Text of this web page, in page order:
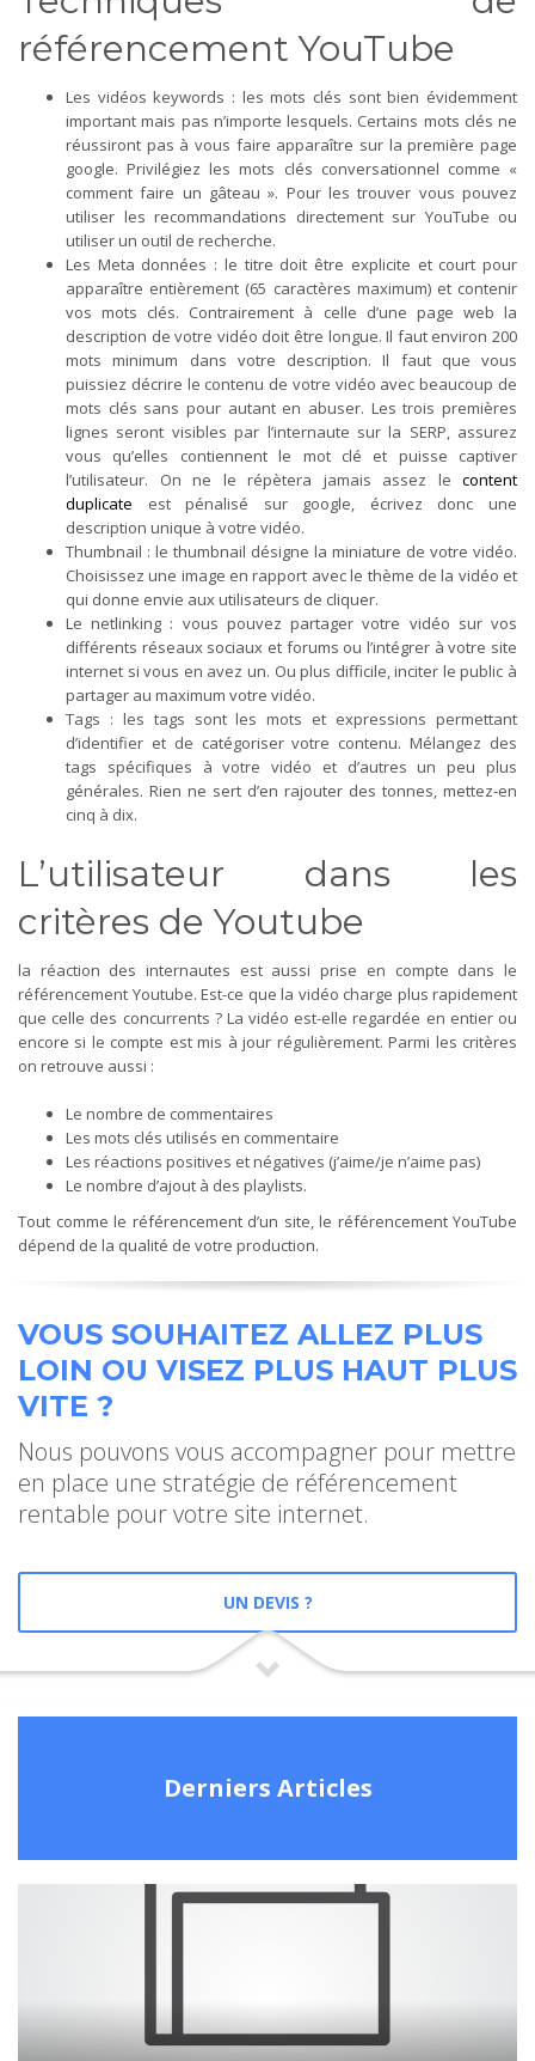
référencement YouTube
Les vidéos keywords : les mots clés sont bien évidemment
important mais pas n’importe lesquels. Certains mots clés ne
réussiront pas à vous faire apparaître sur la première page
google. Privilégiez les mots clés conversationnel comme «
comment faire un gâteau ». Pour les trouver vous pouvez
utiliser les recommandations directement sur YouTube ou
utiliser un outil de recherche.
Les Meta données : le titre doit être explicite et court pour
apparaître entièrement (65 caractères maximum) et contenir
vos mots clés. Contrairement à celle d’une page web la
description de votre vidéo doit être longue. Il faut environ 200
mots minimum dans votre description. Il faut que vous
puissiez décrire le contenu de votre vidéo avec beaucoup de
mots clés sans pour autant en abuser. Les trois premières
lignes seront visibles par l’internaute sur la SERP, assurez
vous qu’elles contiennent le mot clé et puisse captiver
l’utilisateur. On ne le répètera jamais assez le content
duplicate est pénalisé sur google, écrivez donc une
description unique à votre vidéo.
Thumbnail : le thumbnail désigne la miniature de votre vidéo.
Choisissez une image en rapport avec le thème de la vidéo et
qui donne envie aux utilisateurs de cliquer.
Le netlinking : vous pouvez partager votre vidéo sur vos
différents réseaux sociaux et forums ou l’intégrer à votre site
internet si vous en avez un. Ou plus difficile, inciter le public à
partager au maximum votre vidéo.
Tags : les tags sont les mots et expressions permettant
d’identifier et de catégoriser votre contenu. Mélangez des
tags spécifiques à votre vidéo et d’autres un peu plus
générales. Rien ne sert d’en rajouter des tonnes, mettez-en
cinq à dix.
L’utilisateur dans les
critères de Youtube
la réaction des internautes est aussi prise en compte dans le
référencement Youtube. Est-ce que la vidéo charge plus rapidement
que celle des concurrents ? La vidéo est-elle regardée en entier ou
encore si le compte est mis à jour régulièrement. Parmi les critères
on retrouve aussi :
Le nombre de commentaires
Les mots clés utilisés en commentaire
Les réactions positives et négatives (j’aime/je n’aime pas)
Le nombre d’ajout à des playlists.
Tout comme le référencement d’un site, le référencement YouTube
dépend de la qualité de votre production.
VOUS SOUHAITEZ ALLEZ PLUS
LOIN OU VISEZ PLUS HAUT PLUS
VITE ?
Nous pouvons vous accompagner pour mettre
en place une stratégie de référencement
rentable pour votre site internet.
UN DEVIS ?
Derniers Articles